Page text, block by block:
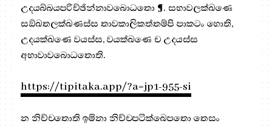
උදයබ්බයපරිච්ඡින්නාවබොධතො ¶. සභාවලක්ඛණෙ
සඞ්ඛතලක්ඛණස්ස තාවකාලිකත්තම්පි පාකටං හොති,
උදයක්ඛණෙ වයස්ස, වයක්ඛණෙ ච උදයස්ස
අභාවාවබොධතොති.
https://tipitaka.app/?a=jp1-955-si
න නිච්චතොති ඉමිනා නිච්චපටික්ඛෙපතො තෙසං